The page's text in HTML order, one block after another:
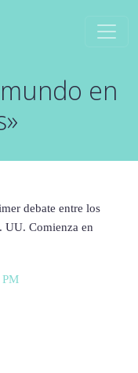
en
debate entre los
UU. Comienza en